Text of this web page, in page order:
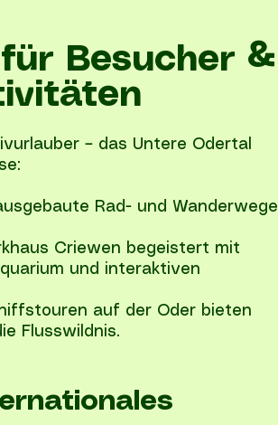
Besucher &
– das Untere Odertal
Rad- und Wanderwege
Criewen begeistert mit
und interaktiven
auf der Oder bieten
Flusswildnis.